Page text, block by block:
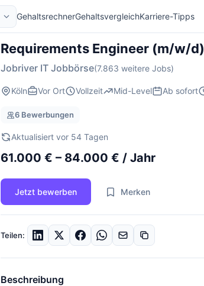
GehaltsrechnerGehaltsvergleichKarriere-Tipps
Requirements Engineer (m/w/d)
Jobriver IT Jobbörse(7.863 weitere Jobs)
Köln Vor Ort Vollzeit Mid-Level Ab sofort
6 Bewerbungen
Aktualisiert vor 54 Tagen
61.000 € – 84.000 € / Jahr
Jetzt bewerben Merken
Teilen:
Beschreibung